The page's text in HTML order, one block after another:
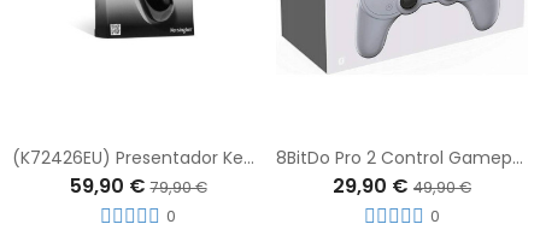
(K72426EU) Presentador Kensington Láser Verde
59,90 €79,90 €
0
8BitDo Pro 2 Control Gamepad Para Switch / Windows / Android / Mac OS / Steam ( Gris )
29,90 € 49,90 €
0